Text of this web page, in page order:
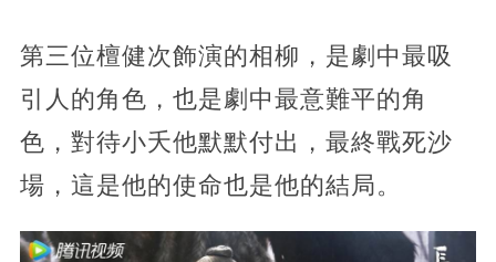
第三位檀健次飾演的相柳，是劇中最吸
引人的角色，也是劇中最意難平的角
色，對待小夭他默默付出，最終戰死沙
場，這是他的使命也是他的結局。